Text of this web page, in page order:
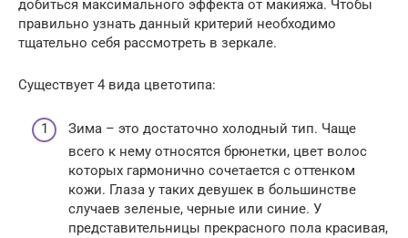
добиться максимального эффекта от макияжа. Чтобы
правильно узнать данный критерий необходимо
тщательно себя рассмотреть в зеркале.
Существует 4 вида цветотипа:
Зима – это достаточно холодный тип. Чаще
всего к нему относятся брюнетки, цвет волос
которых гармонично сочетается с оттенком
кожи. Глаза у таких девушек в большинстве
случаев зеленые, черные или синие. У
представительницы прекрасного пола красивая,